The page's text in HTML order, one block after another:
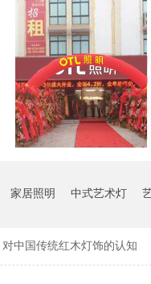
家居照明 中式艺术灯
对中国传统红木灯饰的认知